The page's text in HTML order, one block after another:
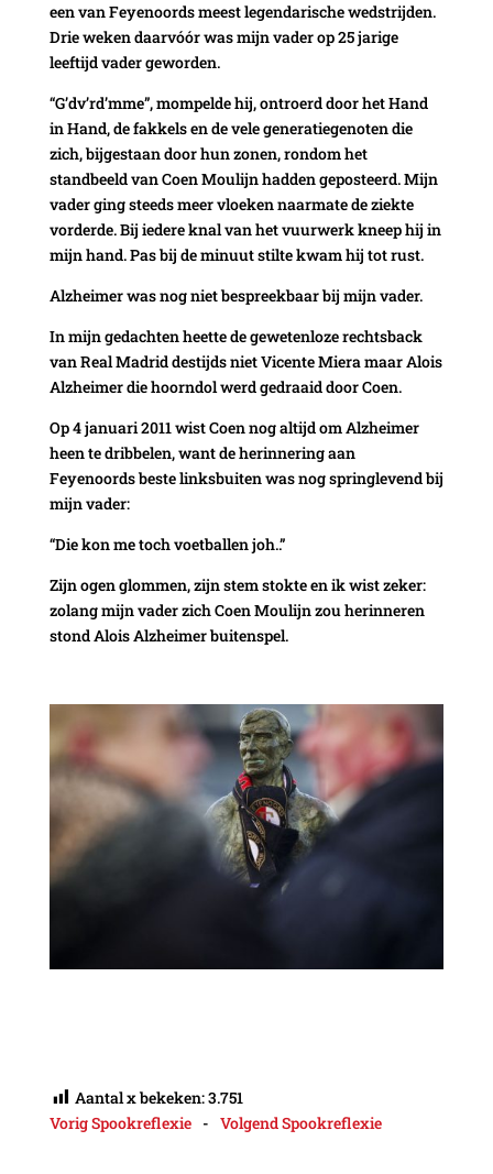
een van Feyenoords meest legendarische wedstrijden.
Drie weken daarvóór was mijn vader op 25 jarige
leeftijd vader geworden.
“G’dv’rd’mme”, mompelde hij, ontroerd door het Hand
in Hand, de fakkels en de vele generatiegenoten die
zich, bijgestaan door hun zonen, rondom het
standbeeld van Coen Moulijn hadden geposteerd. Mijn
vader ging steeds meer vloeken naarmate de ziekte
vorderde. Bij iedere knal van het vuurwerk kneep hij in
mijn hand. Pas bij de minuut stilte kwam hij tot rust.
Alzheimer was nog niet bespreekbaar bij mijn vader.
In mijn gedachten heette de gewetenloze rechtsback
van Real Madrid destijds niet Vicente Miera maar Alois
Alzheimer die hoorndol werd gedraaid door Coen.
Op 4 januari 2011 wist Coen nog altijd om Alzheimer
heen te dribbelen, want de herinnering aan
Feyenoords beste linksbuiten was nog springlevend bij
mijn vader:
“Die kon me toch voetballen joh..”
Zijn ogen glommen, zijn stem stokte en ik wist zeker:
zolang mijn vader zich Coen Moulijn zou herinneren
stond Alois Alzheimer buitenspel.
Aantal x bekeken:3.751
Vorig Spookreflexie - Volgend Spookreflexie